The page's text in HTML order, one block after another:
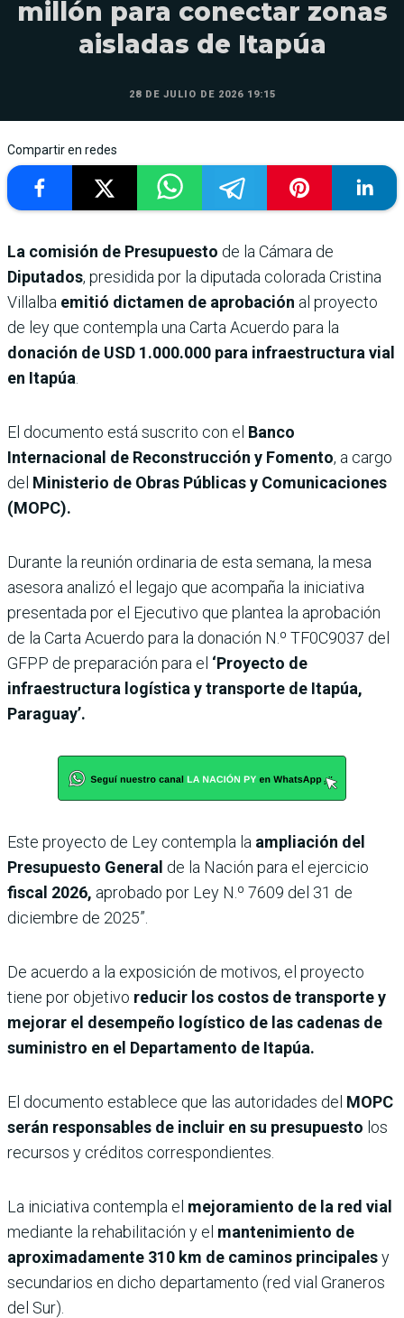
millón para conectar zonas
aisladas de Itapúa
28 DE JULIO DE 2026 19:15
Compartir en redes
La comisión de Presupuesto de la Cámara de
Diputados, presidida por la diputada colorada Cristina
Villalba emitió dictamen de aprobación al proyecto
de ley que contempla una Carta Acuerdo para la
donación de USD 1.000.000 para infraestructura vial
en Itapúa.
El documento está suscrito con el Banco
Internacional de Reconstrucción y Fomento, a cargo
del Ministerio de Obras Públicas y Comunicaciones
(MOPC).
Durante la reunión ordinaria de esta semana, la mesa
asesora analizó el legajo que acompaña la iniciativa
presentada por el Ejecutivo que plantea la aprobación
de la Carta Acuerdo para la donación N.º TF0C9037 del
GFPP de preparación para el ‘Proyecto de
infraestructura logística y transporte de Itapúa,
Paraguay’.
Este proyecto de Ley contempla la ampliación del
Presupuesto General de la Nación para el ejercicio
fiscal 2026, aprobado por Ley N.º 7609 del 31 de
diciembre de 2025”.
De acuerdo a la exposición de motivos, el proyecto
tiene por objetivo reducir los costos de transporte y
mejorar el desempeño logístico de las cadenas de
suministro en el Departamento de Itapúa.
El documento establece que las autoridades del MOPC
serán responsables de incluir en su presupuesto los
recursos y créditos correspondientes.
La iniciativa contempla el mejoramiento de la red vial
mediante la rehabilitación y el mantenimiento de
aproximadamente 310 km de caminos principalesy
secundarios en dicho departamento (red vial Graneros
del Sur).